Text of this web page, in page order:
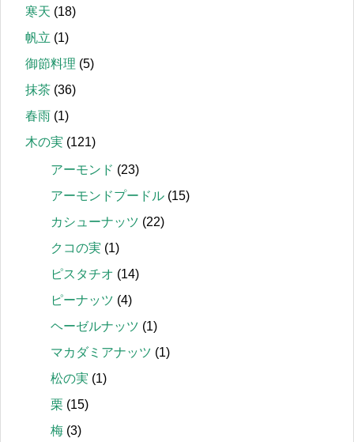
寒天 (18)
帆立 (1)
御節料理 (5)
抹茶 (36)
春雨 (1)
木の実 (121)
アーモンド (23)
アーモンドプードル (15)
カシューナッツ (22)
クコの実 (1)
ピスタチオ (14)
ピーナッツ (4)
ヘーゼルナッツ (1)
マカダミアナッツ (1)
松の実 (1)
栗 (15)
梅 (3)